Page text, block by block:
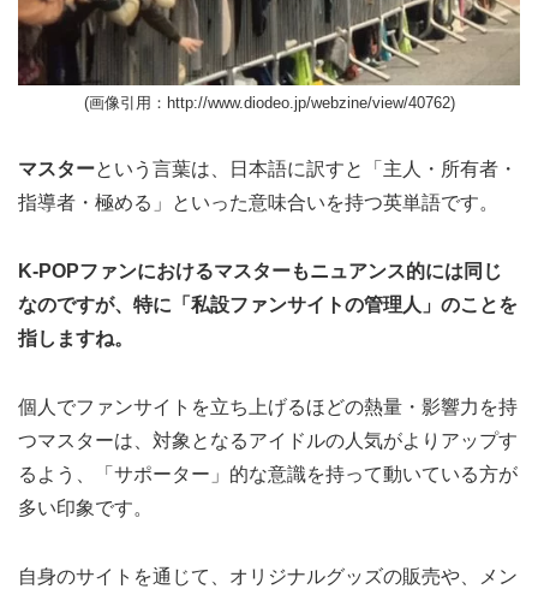
(画像引用：http://www.diodeo.jp/webzine/view/40762)
マスターという言葉は、日本語に訳すと「主人・所有者・
指導者・極める」といった意味合いを持つ英単語です。
K-POPファンにおけるマスターもニュアンス的には同じ
なのですが、特に「私設ファンサイトの管理人」のことを
指しますね。
個人でファンサイトを立ち上げるほどの熱量・影響力を持
つマスターは、対象となるアイドルの人気がよりアップす
るよう、「サポーター」的な意識を持って動いている方が
多い印象です。
自身のサイトを通じて、オリジナルグッズの販売や、メン